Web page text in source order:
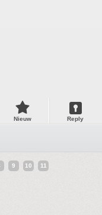
Nieuw Reply
9 10 11